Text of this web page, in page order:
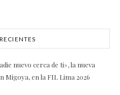
nuevo cerca de ti», la nueva
Migoya, en la FIL Lima 2026